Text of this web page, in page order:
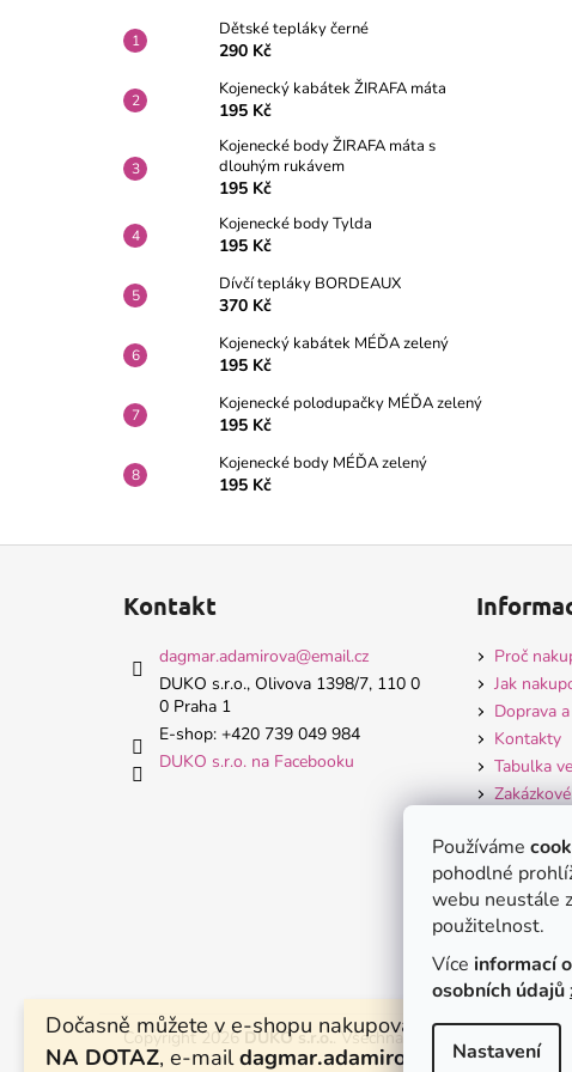
Používáme
pohodlné
webu neustále
použitelnost.
Více informací
osobních údajů
Nastavení
Dočasně můžete v e-shopu nakupovat zboží pouze
NA DOTAZ, e-maildagmar.adamirova@email.cz.
Dětské tepláky černé
290 Kč
Kojenecký kabátek ŽIRAFA máta
195 Kč
Kojenecké body ŽIRAFA máta s
dlouhým rukávem
195 Kč
Kojenecké body Tylda
195 Kč
Dívčí tepláky BORDEAUX
370 Kč
Kojenecký kabátek MÉĎA zelený
195 Kč
Kojenecké polodupačky MÉĎA zelený
195 Kč
Kojenecké body MÉĎA zelený
195 Kč
Kontakt
dagmar.adamirova@email.cz
DUKO s.r.o., Olivova 1398/7, 110 0
0 Praha 1
E-shop: +420 739 049 984
DUKO s.r.o. na Facebooku
Proč
Jak
Doprava
Kontakty
Tabulka
Obchodní
Ochrana
Copyright 2026 DUKO s.r.o.. Všechna práva vyhrazena.